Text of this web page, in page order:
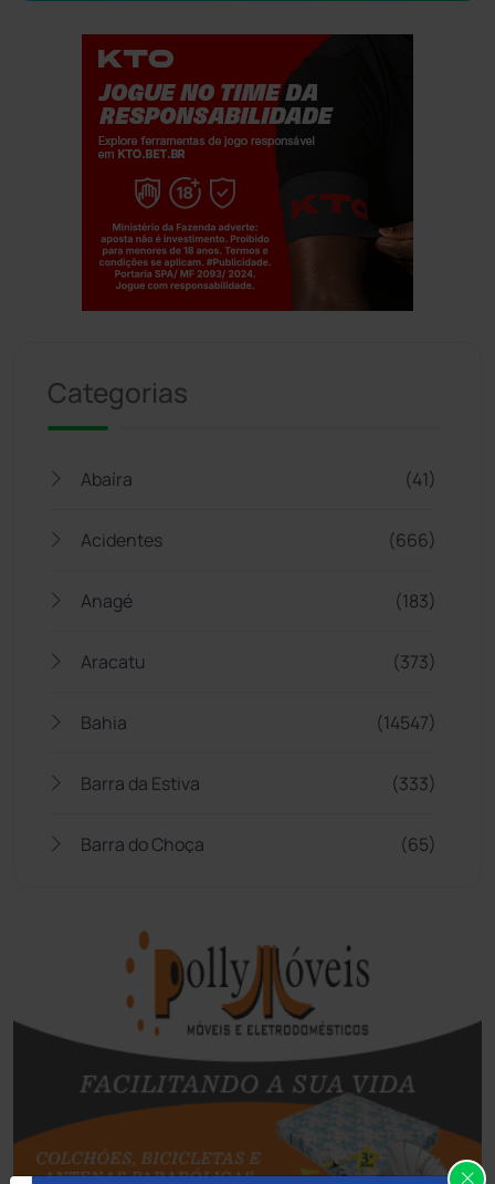
Categorias
Abaíra (41)
Acidentes (666)
Anagé (183)
Aracatu (373)
Bahia (14547)
Barra da Estiva (333)
Barra do Choça (65)
Bom Jesus da Lapa
Boquira
Botuporã (73)
Brasil (7681)